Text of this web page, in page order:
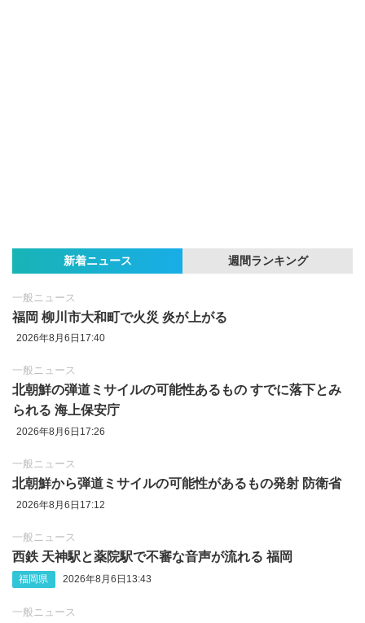
新着ニュース 週間ランキング
一般ニュース
福岡 柳川市大和町で火災 炎が上がる
2026年8月6日17:40
一般ニュース
北朝鮮の弾道ミサイルの可能性あるもの すでに落下とみ
られる 海上保安庁
2026年8月6日17:26
一般ニュース
北朝鮮から弾道ミサイルの可能性があるもの発射 防衛省
2026年8月6日17:12
一般ニュース
西鉄 天神駅と薬院駅で不審な音声が流れる 福岡
福岡県 2026年8月6日13:43
一般ニュース